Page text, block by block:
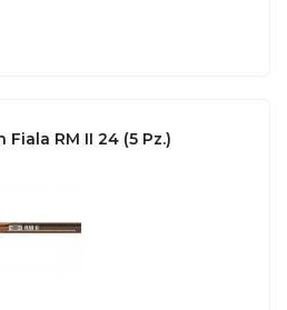
RM II 24 (5 Pz.)